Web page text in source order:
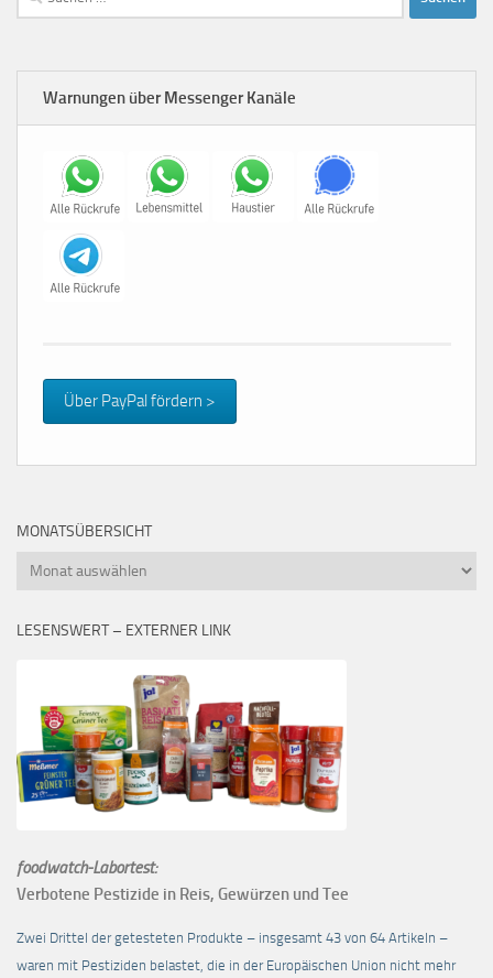
nach:
Warnungen über Messenger Kanäle
Über PayPal fördern >
MONATSÜBERSICHT
Monatsübersicht
LESENSWERT – EXTERNER LINK
foodwatch-Labortest:
Verbotene Pestizide in Reis, Gewürzen und Tee
Zwei Drittel der getesteten Produkte – insgesamt 43 von 64 Artikeln –
waren mit Pestiziden belastet, die in der Europäischen Union nicht mehr